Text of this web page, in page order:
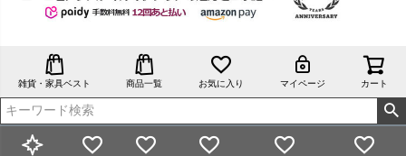
雑貨・家具ベスト 商品一覧 お気に入り マイページ カート